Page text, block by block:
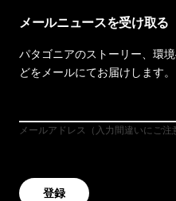
メールニュースを受け取る
パタゴニアのストーリー、環
どをメールにてお届けします。
メールアドレス（入力間違いにご注
登録